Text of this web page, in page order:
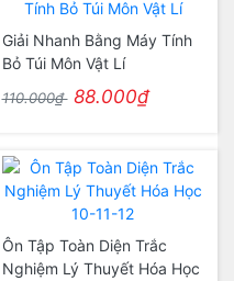
Giải Nhanh Bằng Máy Tính
Bỏ Túi Môn Vật Lí
110.000₫ 88.000₫
Ôn Tập Toàn Diện Trắc
Nghiệm Lý Thuyết Hóa Học